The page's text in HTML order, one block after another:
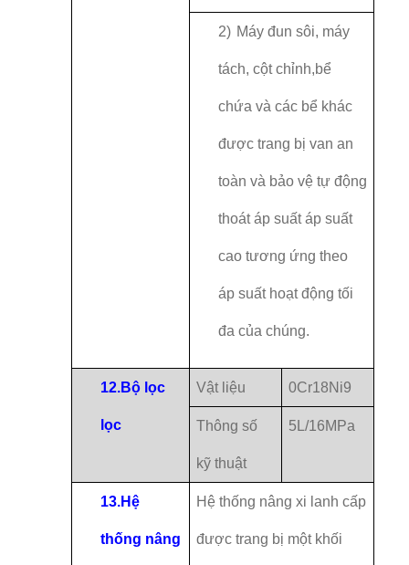
2) Máy đun sôi, máy
tách, cột chỉnh,bể
chứa và các bể khác
được trang bị van an
toàn và bảo vệ tự động
thoát áp suất áp suất
cao tương ứng theo
áp suất hoạt động tối
đa của chúng.
12.Bộ lọc
lọc
Vật liệu 0Cr18Ni9
Thông số
kỹ thuật
5L/16MPa
13.Hệ
thống nâng
Hệ thống nâng xi lanh cấp
được trang bị một khối